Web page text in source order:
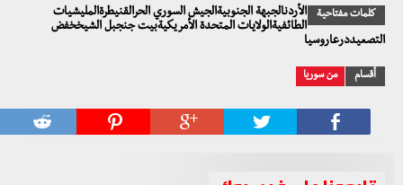
كلمات مفتاحية
الأردنالجبهة الجنوبيةالجيش السوري الحرالقنيطرةالمليشيات
الطائفيةالولايات المتحدة الأمريكيةبيت جنجبل الشيخخفض
التصعيددرعاروسيا
أقسام من سوريا